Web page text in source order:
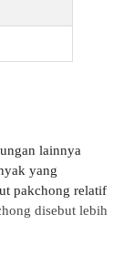
lainnya
yang
pakchong relatif
disebut lebih